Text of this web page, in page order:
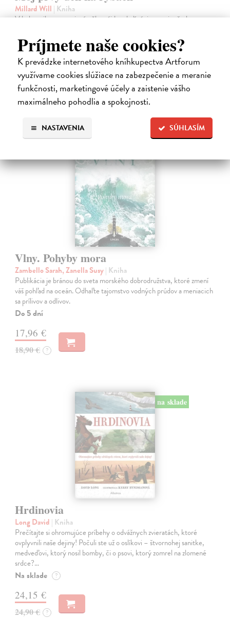
Príjmete naše cookies?
K prevádzke internetového kníhkupectva Artforum
využívame cookies slúžiace na zabezpečenie a meranie
funkčnosti, marketingové účely a zaistenie vášho
maximálneho pohodlia a spokojnosti.
SÚHLASÍM
NASTAVENIA
Millard Will | Kniha
V bohato ilustrovanej príručke nájdu mladí záujemcovia všetky
prvú rybačku. Autor knihy Will Millard, skúsený rybár, cestovateľ a
moderátor…
Na sklade ?
13,90 €
14,95 € ?
Vlny. Pohyby mora
Zambello Sarah, Zanella Susy| Kniha
Publikácia je bránou do sveta morského dobrodružstva, ktoré zmení
váš pohľad na oceán. Odhaľte tajomstvo vodných prúdov a meniacich
sa prílivov a odlivov.
Do 5 dní
17,96 €
18,90 € ?
na sklade
Hrdinovia
Long David | Kniha
Prečítajte si ohromujúce príbehy o odvážnych zvieratách, ktoré
ovplyvnili naše dejiny! Počuli ste už o oslíkovi – štvornohej sanitke,
medveďovi, ktorý nosil bomby, či o psovi, ktorý zomrel na zlomené
srdce?…
Na sklade ?
24,15 €
24,90 € ?